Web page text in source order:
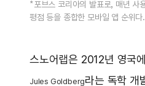
*포브스 코리아의 발표로, 매년 사
평점 등을 종합한 모바일 앱 순위다.
스노어랩은 2012년 영국
Jules Goldberg라는 독학 개